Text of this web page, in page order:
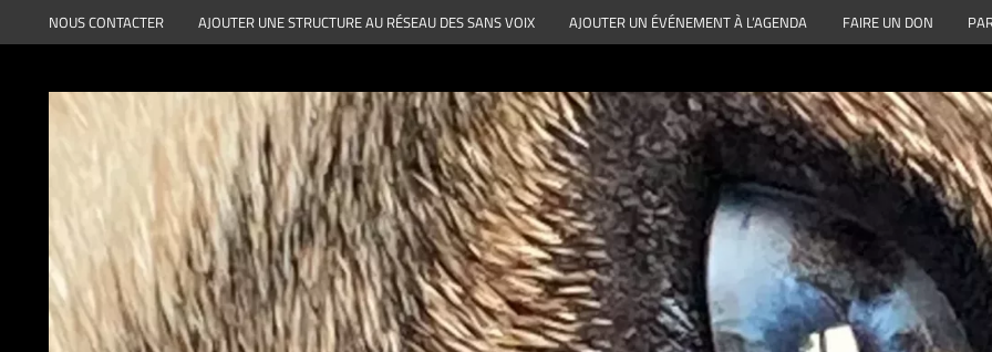
au
NOUS CONTACTER AJOUTER UNE STRUCTURE AU RÉSEAU DES SANS VOIX AJOUTER UN ÉVÉNEMENT À L’AGENDA FAIRE UN DON